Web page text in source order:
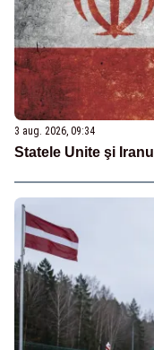
3 aug. 2026, 09:34
Statele Unite şi